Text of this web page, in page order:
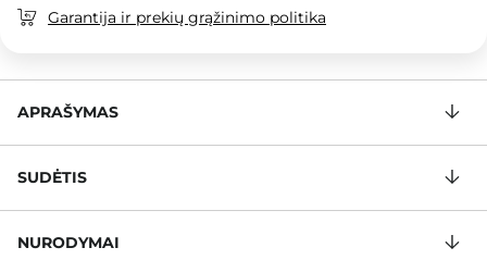
Garantija ir prekių grąžinimo politika
APRAŠYMAS
SUDĖTIS
NURODYMAI